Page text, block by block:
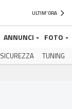
ULTIM'ORA
ANNUNCI FOTO
SICUREZZA TUNING